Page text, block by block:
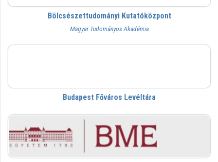
Bejelentkezés
Intézményi felfedezés
Kategóriák
Intézmények
Bölcsészettudományi Kutatóközpont
Magyar Tudományos Akadémia
Budapest Főváros Levéltára